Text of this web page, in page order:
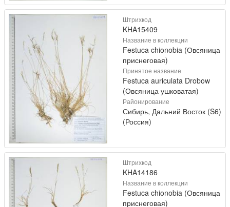
Штрихкод
KHA15409
Название в коллекции
Festuca chionobia (Овсяница
приснеговая)
Принятое название
Festuca auriculata Drobow
(Овсяница ушковатая)
Районирование
Сибирь, Дальний Восток (S6)
(Россия)
Штрихкод
KHA14186
Название в коллекции
Festuca chionobia (Овсяница
приснеговая)